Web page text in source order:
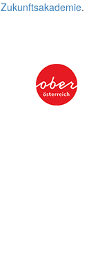
Zukunftsakademie.